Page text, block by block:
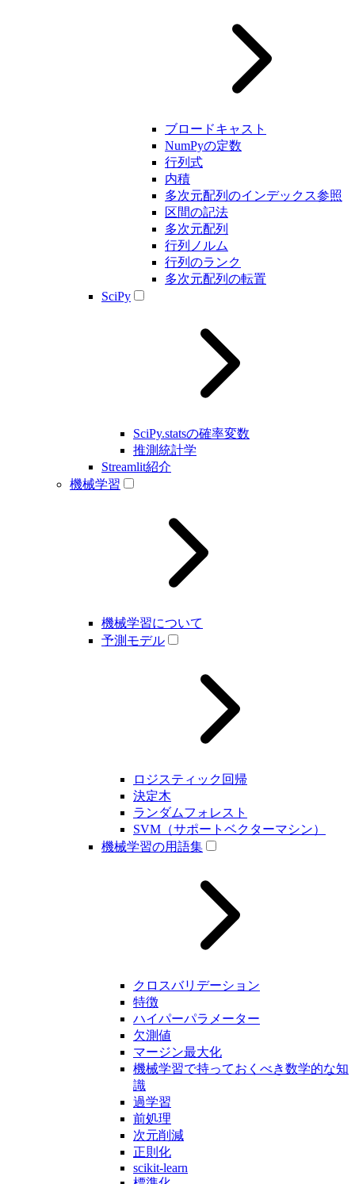
ブロードキャスト
NumPyの定数
行列式
内積
多次元配列のインデックス参照
区間の記法
多次元配列
行列ノルム
行列のランク
多次元配列の転置
SciPy
SciPy.statsの確率変数
推測統計学
Streamlit紹介
機械学習
機械学習について
予測モデル
ロジスティック回帰
決定木
ランダムフォレスト
SVM（サポートベクターマシン）
機械学習の用語集
クロスバリデーション
特徴
ハイパーパラメーター
欠測値
マージン最大化
機械学習で持っておくべき数学的な知
識
過学習
前処理
次元削減
正則化
scikit-learn